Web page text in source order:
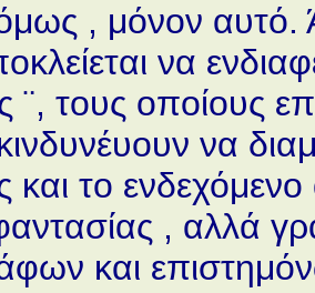
, μόνον αυτό.
να
¨, τους οποίους
να
και το
, αλλά
και